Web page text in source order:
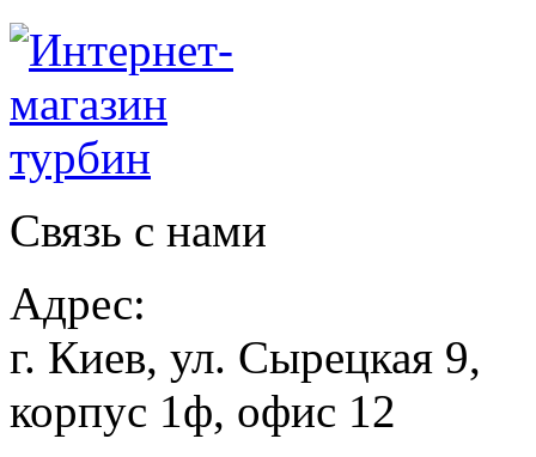
Связь с нами
Адрес:
г. Киев, ул. Сырецкая 9,
корпус 1ф, офис 12